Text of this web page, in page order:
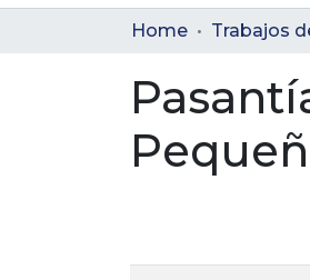
Home Trabajos